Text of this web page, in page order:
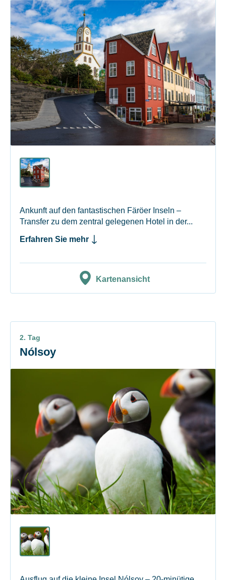
Ankunft auf den fantastischen Färöer Inseln –
Transfer zu dem zentral gelegenen Hotel in der...
Erfahren Sie mehr
Kartenansicht
2. Tag
Nólsoy